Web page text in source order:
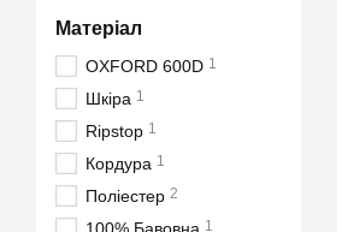
Матеріал
OXFORD 600D 1
Шкіра 1
Ripstop 1
Кордура 1
Поліестер 2
1